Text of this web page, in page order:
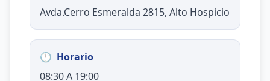
Avda.Cerro Esmeralda 2815, Alto Hospicio
🕒 Horario
08:30 A 19:00